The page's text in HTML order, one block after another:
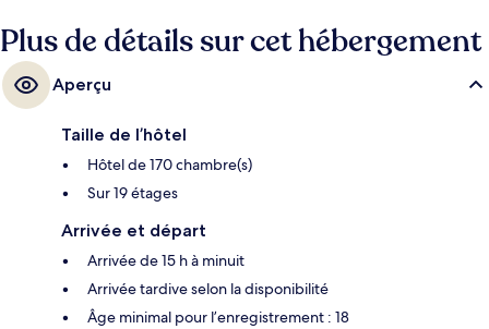
Plus de détails sur cet hébergement
Aperçu
Taille de l’hôtel
Hôtel de 170 chambre(s)
Sur 19 étages
Arrivée et départ
Arrivée de 15 h à minuit
Arrivée tardive selon la disponibilité
Âge minimal pour l’enregistrement : 18